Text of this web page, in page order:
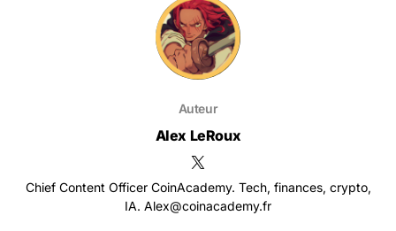
Auteur
Alex LeRoux
Chief Content Officer CoinAcademy. Tech, finances, crypto,
IA. Alex@coinacademy.fr